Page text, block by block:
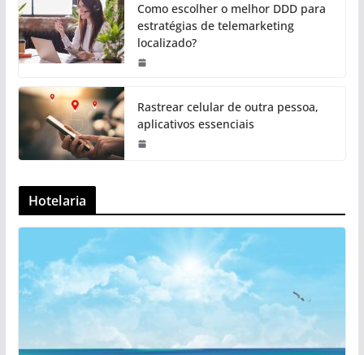
Como escolher o melhor DDD para
estratégias de telemarketing
localizado?
Rastrear celular de outra pessoa,
aplicativos essenciais
Hotelaria